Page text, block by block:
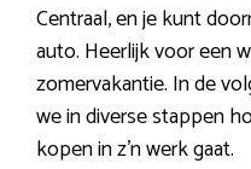
Centraal, en je kunt
auto. Heerlijk voor een
zomervakantie. In de
we in diverse stappen
kopen in z’n werk gaat.